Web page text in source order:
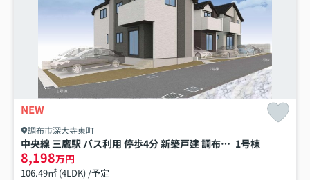
NEW
調布市深大寺東町
中央線 三鷹駅 バス利用 停歩4分 新築戸建 調布市深大寺東町７丁目 1号棟
8,198万円
106.49㎡ (4LDK) /予定